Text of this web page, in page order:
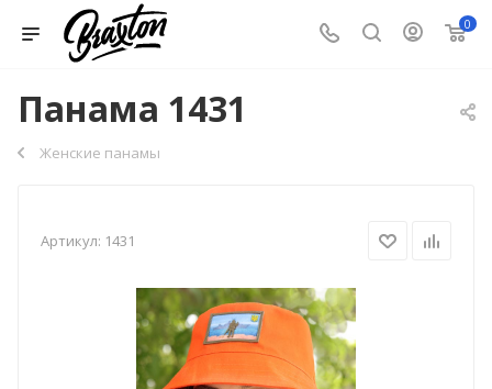
0
Панама 1431
Женские панамы
Артикул: 1431